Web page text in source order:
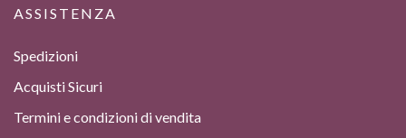
ASSISTENZA
Spedizioni
Acquisti Sicuri
Termini e condizioni di vendita